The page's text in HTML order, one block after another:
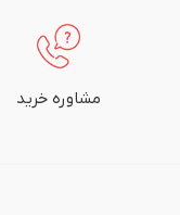
مشاوره خرید